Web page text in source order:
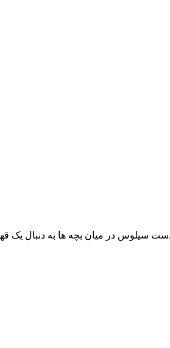
سیلوس در میان بچه ها به دنبال یک